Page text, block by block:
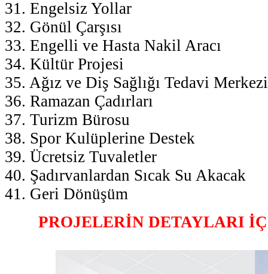
31. Engelsiz Yollar
32. Gönül Çarşısı
33. Engelli ve Hasta Nakil Aracı
34. Kültür Projesi
35. Ağız ve Diş Sağlığı Tedavi Merkezi
36. Ramazan Çadırları
37. Turizm Bürosu
38. Spor Kulüplerine Destek
39. Ücretsiz Tuvaletler
40. Şadırvanlardan Sıcak Su Akacak
41. Geri Dönüşüm
PROJELERİN DETAYLARI